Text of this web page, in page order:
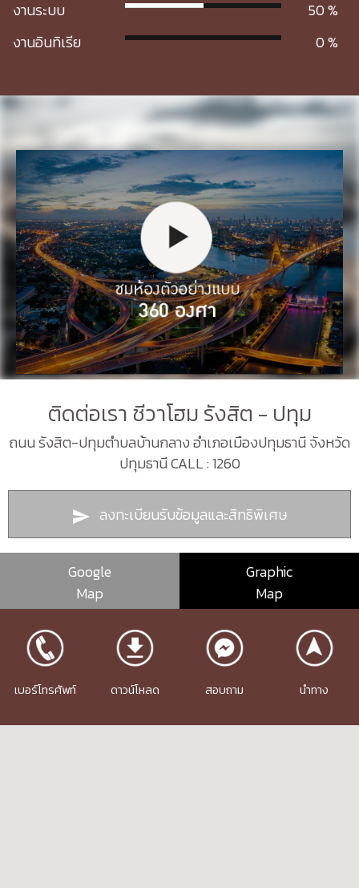
งานระบบ
50
งานอินทิเรีย
0
ติดต่อเรา ชีวาโฮม รังสิต - ปทุม
ถนน รังสิต-ปทุมตำบลบ้านกลาง อำเภอเมืองปทุมธานี จังหวัด
ปทุมธานี CALL : 1260
ลงทะเบียนรับข้อมูลและสิทธิพิเศษ
เบอร์โทรศัพท์ ดาวน์โหลด สอบถาม นำทาง
Google
Map
Graphic
Map